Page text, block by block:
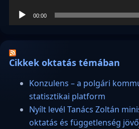
00:00
Cikkek oktatás témában
Konzulens – a polgári
statisztikai platform
Nyílt levél Tanács Zoltán
oktatás és függetlenség